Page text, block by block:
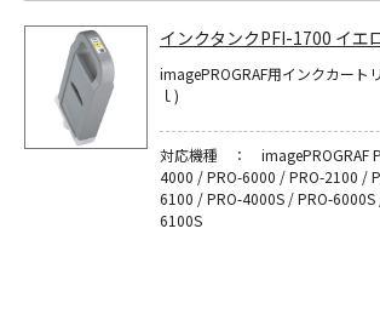
インクタンクPFI-1700 イエ
imagePROGRAF用インクカート
ｌ)
対応機種 ： imagePROGRAF
4000 / PRO-6000 / PRO-2100 /
6100 / PRO-4000S / PRO-
6100S